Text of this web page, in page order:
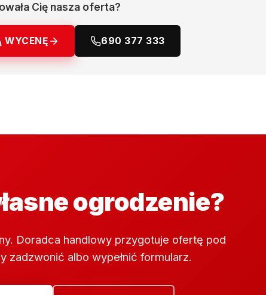
Cię nasza oferta?
WYCENĘ 690 377 333
ogrodzenie?
Doradca handlowy przygotuje ofertę pod
zadzwonić albo wypełnić formularz.